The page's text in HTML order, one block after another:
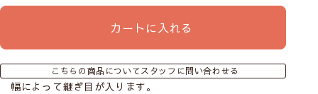
カートに入れる
こちらの商品についてスタッフに問い合わせる
幅によって継ぎ目が入ります。